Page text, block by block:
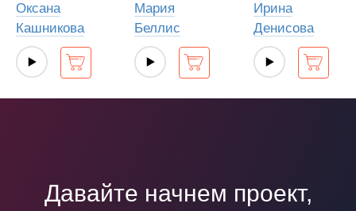
Оксана
Кашникова
Мария
Беллис
Ирина
Денисова
Давайте начнем проект,